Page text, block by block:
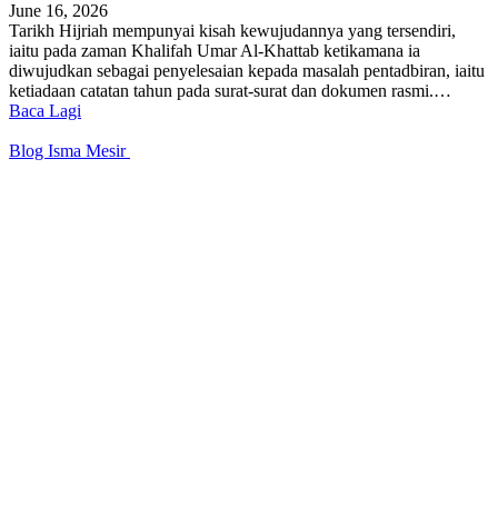
June 16, 2026
Tarikh Hijriah mempunyai kisah kewujudannya yang tersendiri,
iaitu pada zaman Khalifah Umar Al-Khattab ketikamana ia
diwujudkan sebagai penyelesaian kepada masalah pentadbiran, iaitu
ketiadaan catatan tahun pada surat-surat dan dokumen rasmi.…
Baca Lagi
Blog Isma Mesir